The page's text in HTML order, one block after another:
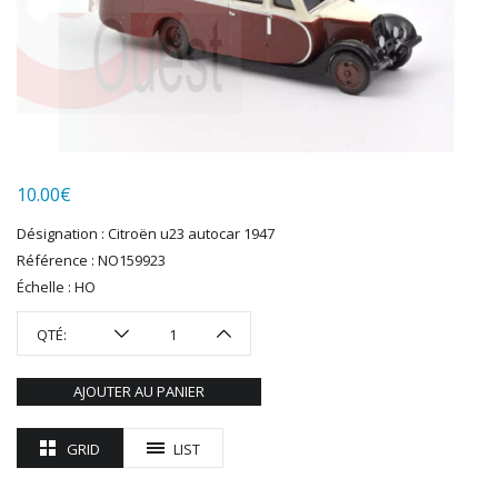
HERKAT
HUMBROL
MAKETTE
MARLKIN
MKD
NOREV
NOVATEUR MODELES
PECO
PIKO
PREISER
10.00€
Désignation : Citroën u23 autocar 1947
Référence : NO159923
Échelle : HO
QTÉ:
AJOUTER AU PANIER
GRID LIST